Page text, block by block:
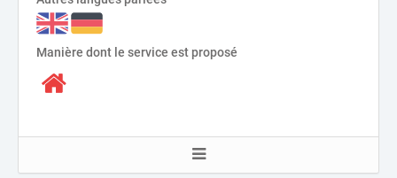
Manière dont le service est proposé